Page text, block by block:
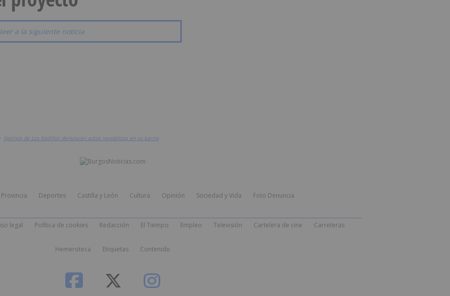
a la siguiente noticia
Vecinos de Los Vadillos denuncian actos vandálicos en su barrio
Provincia Deportes Castilla y León Cultura Opinión Sociedad y Vida Foto Denuncia
legal Política de cookies Redacción El Tiempo Empleo Televisión Cartelera de cine Carreteras
Hemeroteca Etiquetas Contenido